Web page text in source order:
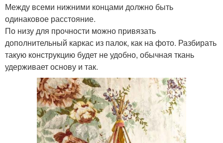
Между всеми нижними концами должно быть
одинаковое расстояние.
По низу для прочности можно привязать
дополнительный каркас из палок, как на фото. Разбирать
такую конструкцию будет не удобно, обычная ткань
удерживает основу и так.